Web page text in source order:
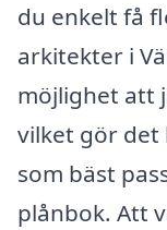
du enkelt få
arkitekter i
möjlighet att
vilket gör
som bäst
plånbok. Att